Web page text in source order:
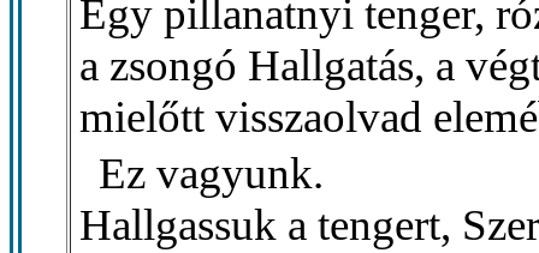
Egy pillanatnyi tenger,
a zsongó Hallgatás, a
mielőtt visszaolvad
Ez vagyunk.
Hallgassuk a tengert,